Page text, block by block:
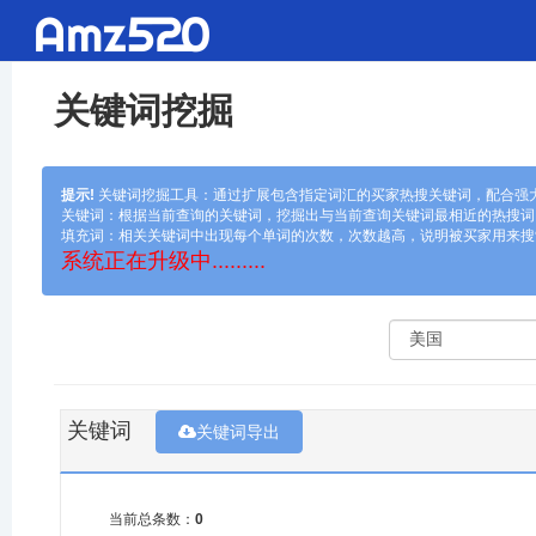
关键词挖掘
提示! 关键词挖掘工具：通过扩展包含指定词汇的买家热搜关键词，配合
关键词：根据当前查询的关键词，挖掘出与当前查询关键词最相近的热搜
填充词：相关关键词中出现每个单词的次数，次数越高，说明被买家用来
系统正在升级中.........
关键词 关键词导出
当前总条数： 0